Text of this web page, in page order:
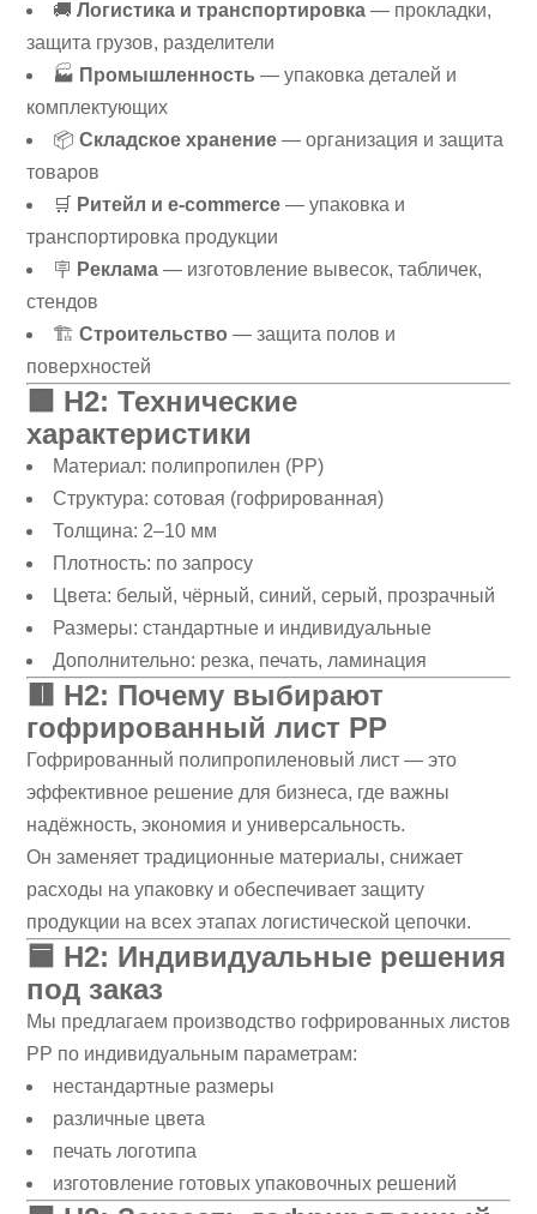
🚚 Логистика и транспортировка— прокладки,
защита грузов, разделители
🏭 Промышленность — упаковка деталей и
комплектующих
📦 Складское хранение— организация и защита
товаров
🛒 Ритейл и e-commerce— упаковка и
транспортировка продукции
🪧 Реклама— изготовление вывесок, табличек,
стендов
🏗 Строительство — защита полов и
поверхностей
H2: Технические
характеристики
Материал: полипропилен (PP)
Структура: сотовая (гофрированная)
Толщина: 2–10 мм
Плотность: по запросу
Цвета: белый, чёрный, синий, серый, прозрачный
Размеры: стандартные и индивидуальные
Дополнительно: резка, печать, ламинация
🟥 H2: Почему выбирают
гофрированный лист PP
Гофрированный полипропиленовый лист — это
эффективное решение для бизнеса, где важны
надёжность, экономия и универсальность.
Он заменяет традиционные материалы, снижает
расходы на упаковку и обеспечивает защиту
продукции на всех этапах логистической цепочки.
🟦 H2: Индивидуальные решения
под заказ
Мы предлагаем производство гофрированных листов
PP по индивидуальным параметрам:
нестандартные размеры
различные цвета
печать логотипа
изготовление готовых упаковочных решений